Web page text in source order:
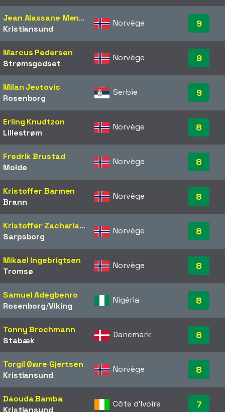
Jean Alassane Mendy
Kristiansund
Norvège 9
Marcus Pedersen
Strømsgodset
Norvège 9
Milan Jevtovic
Rosenborg
Serbie 9
Erling Knudtzon
Lillestrøm
Norvège 8
Fredrik Brustad
Molde
Norvège 8
Kristoffer Barmen
Brann
Norvège 8
Kristoffer Zachariassen
Sarpsborg
Norvège 8
Mikael Ingebrigtsen
Tromsø
Norvège 8
Samuel Adegbenro
Rosenborg/​Viking
Nigéria 8
Tonny Brochmann
Stabæk
Danemark 8
Torgil Øwre Gjertsen
Kristiansund
Norvège 8
Daouda Bamba
Kristiansund
Côte d'Ivoire 7